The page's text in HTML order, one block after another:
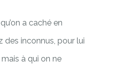
qu’on a caché en
des inconnus, pour lui
à qui on ne